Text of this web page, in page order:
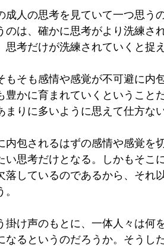
成人の思考を見ていて一つ思う
のは、確かに思考がより洗練さ
考だけが洗練されていくと捉
もそも感情や感覚が不可避に内
豊かに育まれていくということ
りに多いように思えて仕方ない
内包されるはずの感情や感覚を
い思考だけとなる。しかもそこ
落しているのであるから、それ
掛け声のもとに、一体人々は何
なるというのだろうか。そうし